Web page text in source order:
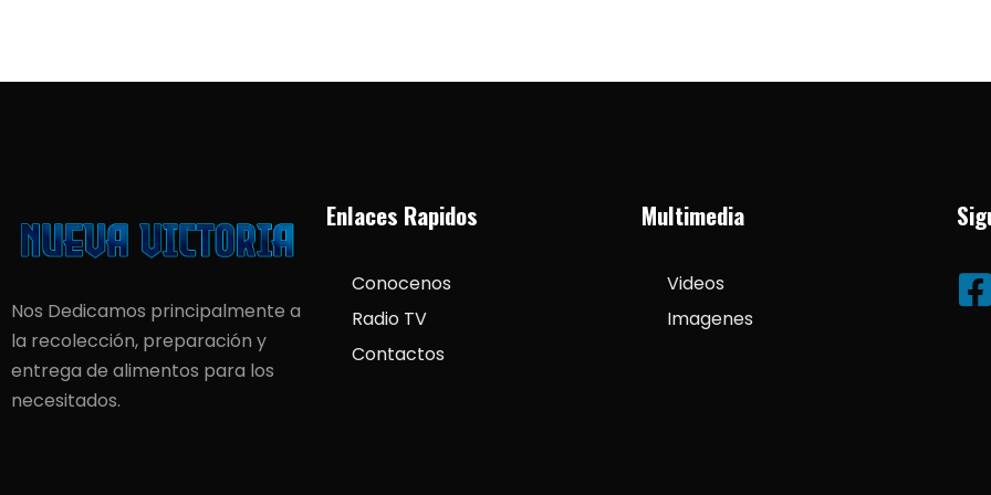
Nos Dedicamos principalmente a
la recolección, preparación y
entrega de alimentos para los
necesitados.
Enlaces Rapidos
Conocenos
Radio TV
Contactos
Multimedia
Videos
Imagenes